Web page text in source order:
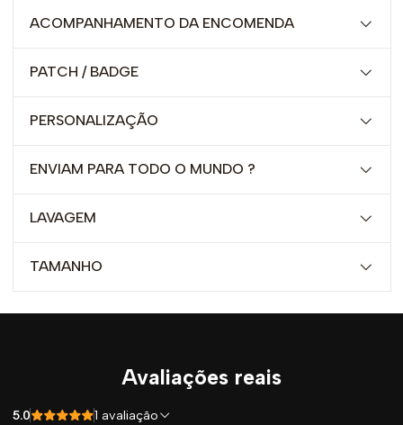
ACOMPANHAMENTO DA ENCOMENDA
PATCH / BADGE
PERSONALIZAÇÃO
ENVIAM PARA TODO O MUNDO ?
LAVAGEM
TAMANHO
Avaliações reais
5.0 1 avaliação